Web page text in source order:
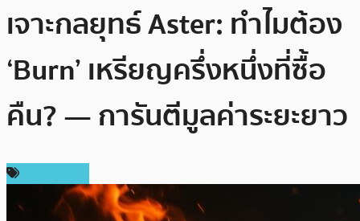
เจาะกลยุทธ์ Aster: ทำไมต้อง
‘Burn’ เหรียญครึ่งหนึ่งที่ซื้อ
คืน? — การันตีมูลค่าระยะยาว